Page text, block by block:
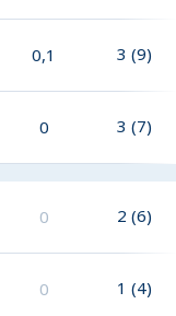
0,1 3 (9)
0 3 (7)
0 2 (6)
0 1 (4)